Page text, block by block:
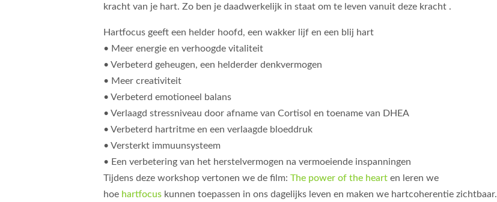
kracht van je hart. Zo ben je daadwerkelijk in staat om te leven vanuit deze kracht .
Hartfocus geeft een helder hoofd, een wakker lijf en een blij hart
• Meer energie en verhoogde vitaliteit
• Verbeterd geheugen, een helderder denkvermogen
• Meer creativiteit
• Verbeterd emotioneel balans
• Verlaagd stressniveau door afname van Cortisol en toename van DHEA
• Verbeterd hartritme en een verlaagde bloeddruk
• Versterkt immuunsysteem
• Een verbetering van het herstelvermogen na vermoeiende inspanningen
Tijdens deze workshop vertonen we de film: The power of the heart en leren we
hoe hartfocus kunnen toepassen in ons dagelijks leven en maken we hartcoherentie zichtbaar.